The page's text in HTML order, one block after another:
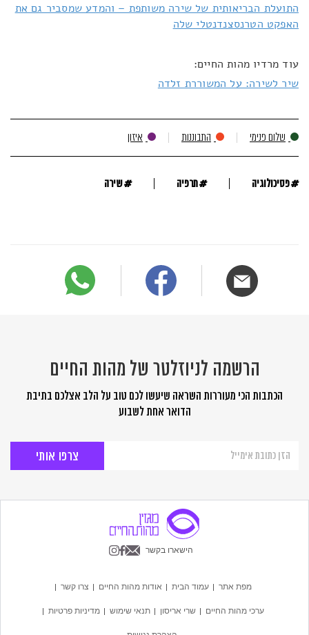
התועלת הבריאותית של שירה משותפת – והמדע שמסביר גם את
האפקט הטרנסצנדנטלי שלה
עוד מרדיו מהות החיים:
שיר לשירה: על המשוררת זלדה
שלום פנימי התבוננות איזון
#פסיכולוגיה #תרפיה #שירה
הרשמה לניוזלטר של מהות החיים
הכתבות הכי מעוררות השראה שיעשו לכם טוב על הלב אצלכם בתיבת
הדואר אחת לשבוע
לניוזלטר
החיים
הישארו בקשר
מפת אתר עמוד הבית אודות מהות החיים צרו קשר
ערכי מהות החיים שרי אריסון תנאי שימוש מדיניות פרטיות